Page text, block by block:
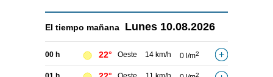
El tiempo mañana Lunes 10.08.2026
00 h 22° Oeste 14 km/h 0 l/m2
2